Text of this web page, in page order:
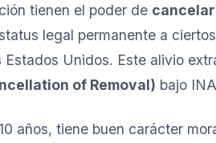
tienen el poder de
legal permanente a
Unidos. Este alivio
of Removal) bajo
años, tiene buen carácter